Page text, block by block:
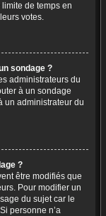
de temps en
votes.
sondage ?
administrateurs du
à un sondage
un administrateur du
?
être modifiés que
Pour modifier un
du sujet car le
personne n’a